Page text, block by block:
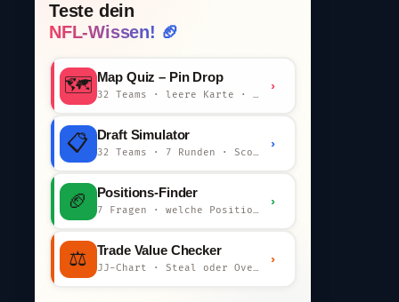
Teste dein
NFL-Wissen! 🏈
🗺️ Map Quiz – Pin Drop
32 Teams · leere Karte · km-Wertung
›
📋 Draft Simulator
32 Teams · 7 Runden · Scout-Kommentar
›
🏈 Positions-Finder
7 Fragen · welche Position bist du?
›
⚖️ Trade Value Checker
JJ-Chart · Steal oder Overpay?
›